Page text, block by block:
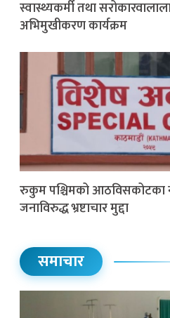
स्वास्थ्यकर्मी तथा
अभिमुखीकरण कार्यक्रम
रुकुम पश्चिमको आठविसकोटका
जनाविरुद्ध भ्रष्टाचार मुद्दा
समाचार